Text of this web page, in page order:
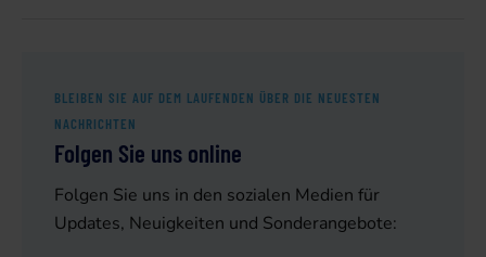
BLEIBEN SIE AUF DEM LAUFENDEN ÜBER DIE NEUESTEN
NACHRICHTEN
Folgen Sie uns online
Folgen Sie uns in den sozialen Medien für
Updates, Neuigkeiten und Sonderangebote: